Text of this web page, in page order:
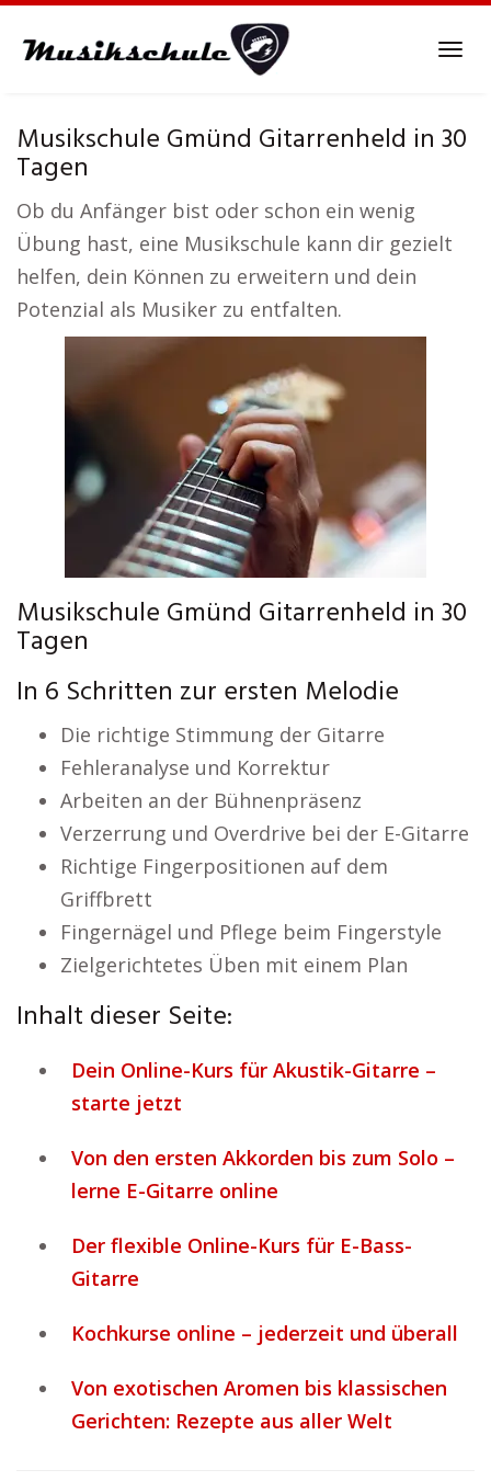
Musikschule Gmünd Gitarrenheld in 30
Tagen
Ob du Anfänger bist oder schon ein wenig
Übung hast, eine Musikschule kann dir gezielt
helfen, dein Können zu erweitern und dein
Potenzial als Musiker zu entfalten.
Musikschule Gmünd Gitarrenheld in 30
Tagen
In 6 Schritten zur ersten Melodie
Die richtige Stimmung der Gitarre
Fehleranalyse und Korrektur
Arbeiten an der Bühnenpräsenz
Verzerrung und Overdrive bei der E-Gitarre
Richtige Fingerpositionen auf dem
Griffbrett
Fingernägel und Pflege beim Fingerstyle
Zielgerichtetes Üben mit einem Plan
Inhalt dieser Seite:
Dein Online-Kurs für Akustik-Gitarre –
starte jetzt
Von den ersten Akkorden bis zum Solo –
lerne E-Gitarre online
Der flexible Online-Kurs für E-Bass-
Gitarre
Kochkurse online – jederzeit und überall
Von exotischen Aromen bis klassischen
Gerichten: Rezepte aus aller Welt